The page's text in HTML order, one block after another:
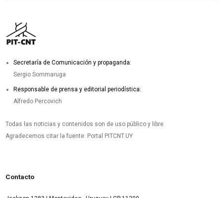
Secretaría de Comunicación y propaganda:
Sergio Sommaruga
Responsable de prensa y editorial periodística:
Alfredo Percovich
Todas las noticias y contenidos son de uso público y libre.
Agradecemos citar la fuente: Portal PITCNT.UY
Contacto